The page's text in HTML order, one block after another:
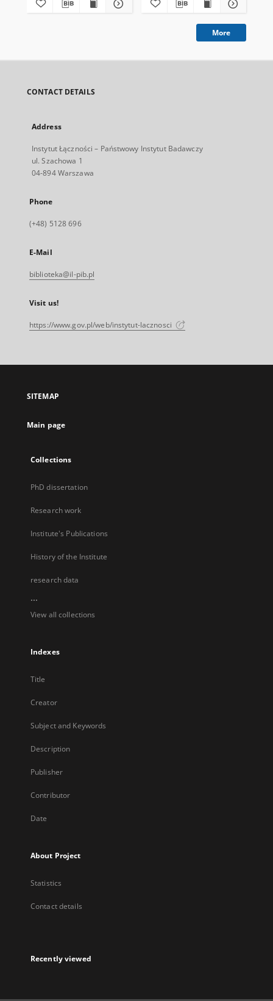
More
CONTACT DETAILS
Address
Instytut Łączności – Państwowy Instytut Badawczy
ul. Szachowa 1
04-894 Warszawa
Phone
(+48) 5128 696
E-Mail
biblioteka@il-pib.pl
Visit us!
https://www.gov.pl/web/instytut-lacznosci
SITEMAP
Main page
Collections
PhD dissertation
Research work
Institute's Publications
History of the Institute
research data
...
View all collections
Indexes
Title
Creator
Subject and Keywords
Description
Publisher
Contributor
Date
About Project
Statistics
Contact details
Recently viewed